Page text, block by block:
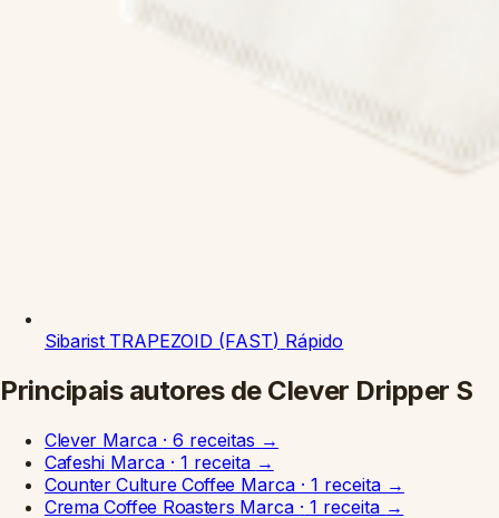
Sibarist TRAPEZOID (FAST) Rápido
Principais autores de Clever Dripper S
Clever Marca · 6 receitas →
Cafeshi Marca · 1 receita →
Counter Culture Coffee Marca · 1 receita →
Crema Coffee Roasters Marca · 1 receita →